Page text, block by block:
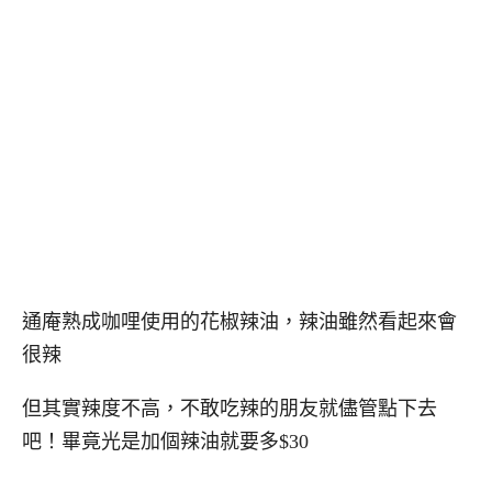
通庵熟成咖哩使用的花椒辣油，辣油雖然看起來會
很辣
但其實辣度不高，不敢吃辣的朋友就儘管點下去
吧！畢竟光是加個辣油就要多$30